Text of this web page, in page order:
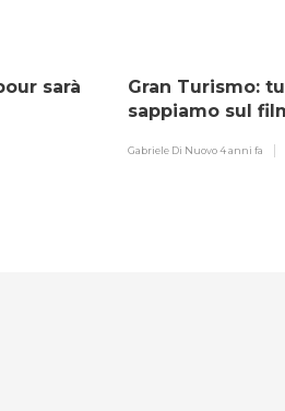
sarà
Gran Turismo:
sappiamo sul
Gabriele Di Nuovo4 anni fa